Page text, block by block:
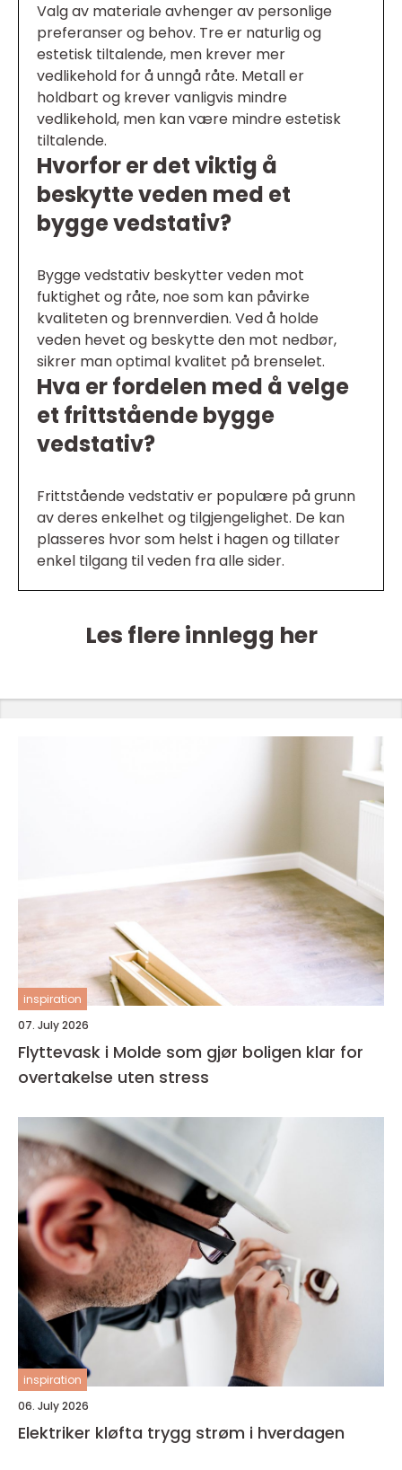
Valg av materiale avhenger av personlige
preferanser og behov. Tre er naturlig og
estetisk tiltalende, men krever mer
vedlikehold for å unngå råte. Metall er
holdbart og krever vanligvis mindre
vedlikehold, men kan være mindre estetisk
tiltalende.
Hvorfor er det viktig å
beskytte veden med et
bygge vedstativ?
Bygge vedstativ beskytter veden mot
fuktighet og råte, noe som kan påvirke
kvaliteten og brennverdien. Ved å holde
veden hevet og beskytte den mot nedbør,
sikrer man optimal kvalitet på brenselet.
Hva er fordelen med å velge
et frittstående bygge
vedstativ?
Frittstående vedstativ er populære på grunn
av deres enkelhet og tilgjengelighet. De kan
plasseres hvor som helst i hagen og tillater
enkel tilgang til veden fra alle sider.
Les flere innlegg her
inspiration
07. July 2026
Flyttevask i Molde som gjør boligen klar for
overtakelse uten stress
inspiration
06. July 2026
Elektriker kløfta trygg strøm i hverdagen